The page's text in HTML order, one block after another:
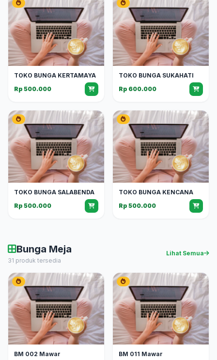
TOKO BUNGA KERTAMAYA
Rp 500.000
TOKO BUNGA SUKAHATI
Rp 600.000
TOKO BUNGA SALABENDA
Rp 500.000
TOKO BUNGA KENCANA
Rp 500.000
Bunga Meja
31 produk tersedia
Lihat Semua
BM 002 Mawar BM 011 Mawar